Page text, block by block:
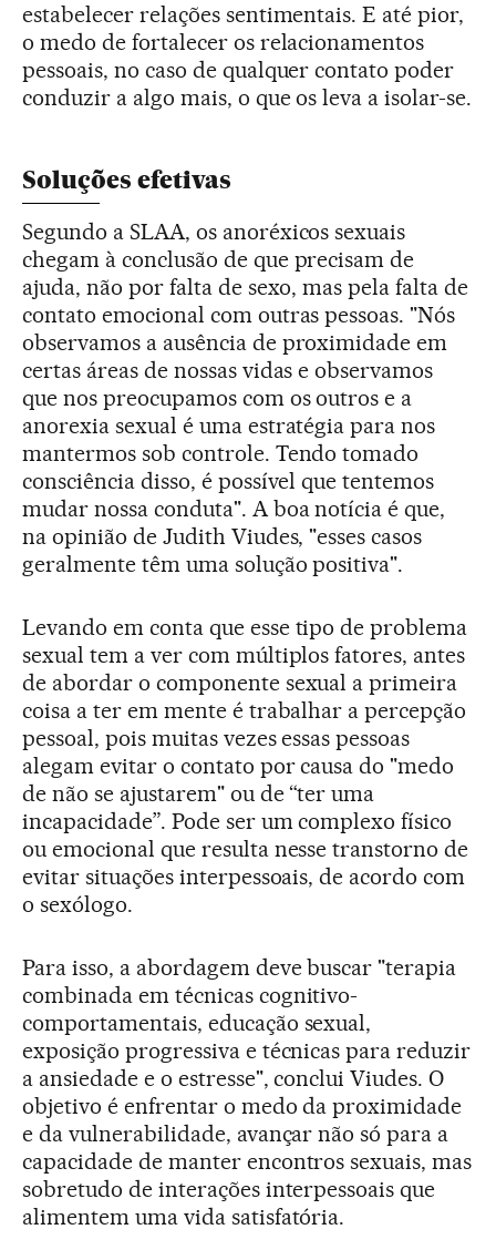
estabelecer relações sentimentais. E até pior,
o medo de fortalecer os relacionamentos
pessoais, no caso de qualquer contato poder
conduzir a algo mais, o que os leva a isolar-se.
Soluções efetivas
Segundo a SLAA, os anoréxicos sexuais
chegam à conclusão de que precisam de
ajuda, não por falta de sexo, mas pela falta de
contato emocional com outras pessoas. "Nós
observamos a ausência de proximidade em
certas áreas de nossas vidas e observamos
que nos preocupamos com os outros e a
anorexia sexual é uma estratégia para nos
mantermos sob controle. Tendo tomado
consciência disso, é possível que tentemos
mudar nossa conduta". A boa notícia é que,
na opinião de Judith Viudes, "esses casos
geralmente têm uma solução positiva".
Levando em conta que esse tipo de problema
sexual tem a ver com múltiplos fatores, antes
de abordar o componente sexual a primeira
coisa a ter em mente é trabalhar a percepção
pessoal, pois muitas vezes essas pessoas
alegam evitar o contato por causa do "medo
de não se ajustarem" ou de “ter uma
incapacidade”. Pode ser um complexo físico
ou emocional que resulta nesse transtorno de
evitar situações interpessoais, de acordo com
o sexólogo.
Para isso, a abordagem deve buscar "terapia
combinada em técnicas cognitivo-
comportamentais, educação sexual,
exposição progressiva e técnicas para reduzir
a ansiedade e o estresse", conclui Viudes. O
objetivo é enfrentar o medo da proximidade
e da vulnerabilidade, avançar não só para a
capacidade de manter encontros sexuais, mas
sobretudo de interações interpessoais que
alimentem uma vida satisfatória.